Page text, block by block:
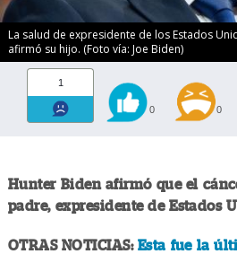
La salud de expresidente de los Estados
afirmó su hijo. (Foto vía: Joe Biden)
1
0 0
Hunter Biden afirmó que el
padre, expresidente de Estados
OTRAS NOTICIAS: Esta fue la